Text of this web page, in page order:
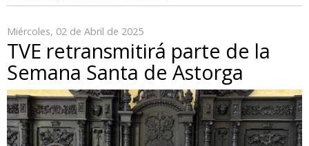
Miércoles, 02 de Abril de 2025
TVE retransmitirá parte de la
Semana Santa de Astorga